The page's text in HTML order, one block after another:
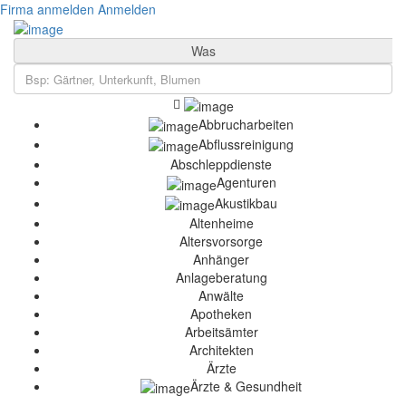
Firma anmelden Anmelden
Was
Abbrucharbeiten
Abflussreinigung
Abschleppdienste
Agenturen
Akustikbau
Altenheime
Altersvorsorge
Anhänger
Anlageberatung
Anwälte
Apotheken
Arbeitsämter
Architekten
Ärzte
Ärzte & Gesundheit